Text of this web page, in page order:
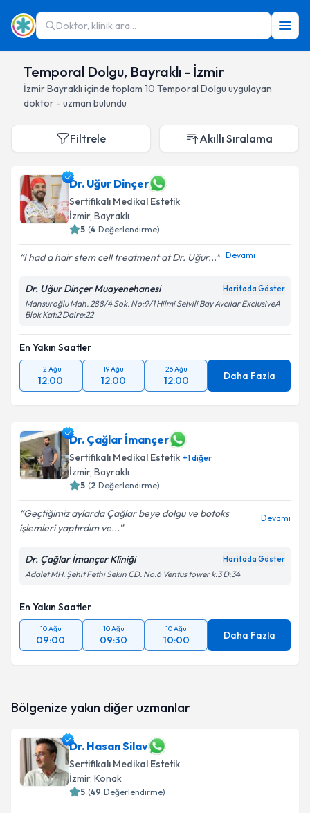
Doktor, klinik ara...
Temporal Dolgu, Bayraklı - İzmir
İzmirBayraklı içinde toplam 10 Temporal Dolgu uygulayan
doktor - uzman bulundu
Filtrele Akıllı Sıralama
Dr. Uğur Dinçer
Sertifikalı Medikal Estetik
İzmir, Bayraklı
5 (4 Değerlendirme)
I had a hair stem cell treatment at Dr. Uğur... Devamı
Dr. Uğur Dinçer Muayenehanesi Haritada Göster
Mansuroğlu Mah. 288/4 Sok. No:9/1 Hilmi Selvili Bay Avcılar ExclusiveA
Blok Kat:2 Daire:22
En Yakın Saatler
12 Ağu
12:00
19 Ağu
12:00
26 Ağu
12:00 Daha Fazla
Dr. Çağlar İmançer
Sertifikalı Medikal Estetik +1diğer
İzmir, Bayraklı
5 (2 Değerlendirme)
Geçtiğimiz aylarda Çağlar beye dolgu ve botoks
işlemleri yaptırdım ve...
Devamı
Dr. Çağlar İmançer Kliniği Haritada Göster
Adalet MH. Şehit Fethi Sekin CD. No:6 Ventus tower k:3 D:34
En Yakın Saatler
10 Ağu
09:00
10 Ağu
09:30
10 Ağu
10:00 Daha Fazla
Bölgenize yakın diğer uzmanlar
Dr. Hasan Silav
Sertifikalı Medikal Estetik
İzmir, Konak
5 (49 Değerlendirme)